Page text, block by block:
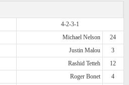
4-2-3-1
Michael Nelson
24
Justin Malou
3
Rashid Tetteh
12
Roger Bonet
4